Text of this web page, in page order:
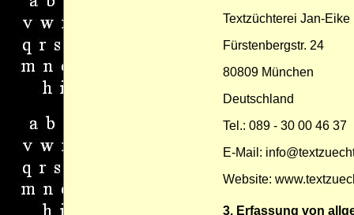
Textzüchterei Jan-Eike
Fürstenbergstr. 24
80809 München
Deutschland
Tel.: 089 - 30 00 46 37
E-Mail:
Website:
3. Erfassung von